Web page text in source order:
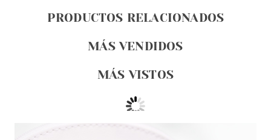
PRODUCTOS RELACIONADOS
MÁS VENDIDOS
MÁS VISTOS